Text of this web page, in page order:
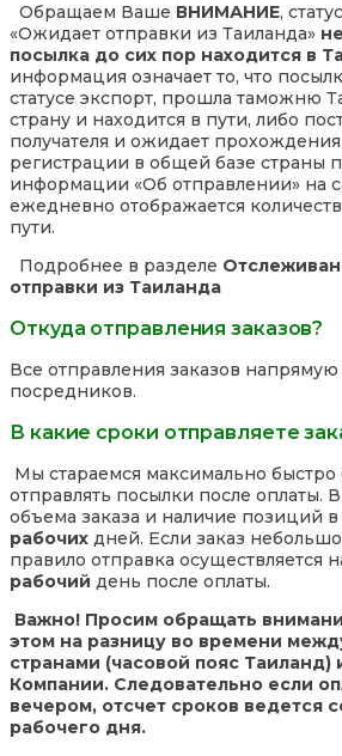
Обращаем Ваше ВНИМАНИЕ,
«Ожидает отправки из Таиланда»
посылка до сих пор находится в
информация означает то, что
статусе экспорт, прошла таможню
страну и находится в пути, либо
получателя и ожидает
регистрации в общей базе страны
информации «Об отправлении» на
ежедневно отображается
пути.
Подробнее в разделе
отправки из Таиланда
Откуда отправления заказов?
Все отправления заказов напрямую
посредников.
В какие сроки отправляете
Мы стараемся максимально
отправлять посылки после оплаты.
объема заказа и наличие позиций в
рабочих дней. Если заказ
правило отправка осуществляется
рабочий день после оплаты.
Важно! Просим обращать
этом на разницу во времени
странами (часовой пояс Таиланд)
Компании. Следовательно если
вечером, отсчет сроков ведется
рабочего дня.